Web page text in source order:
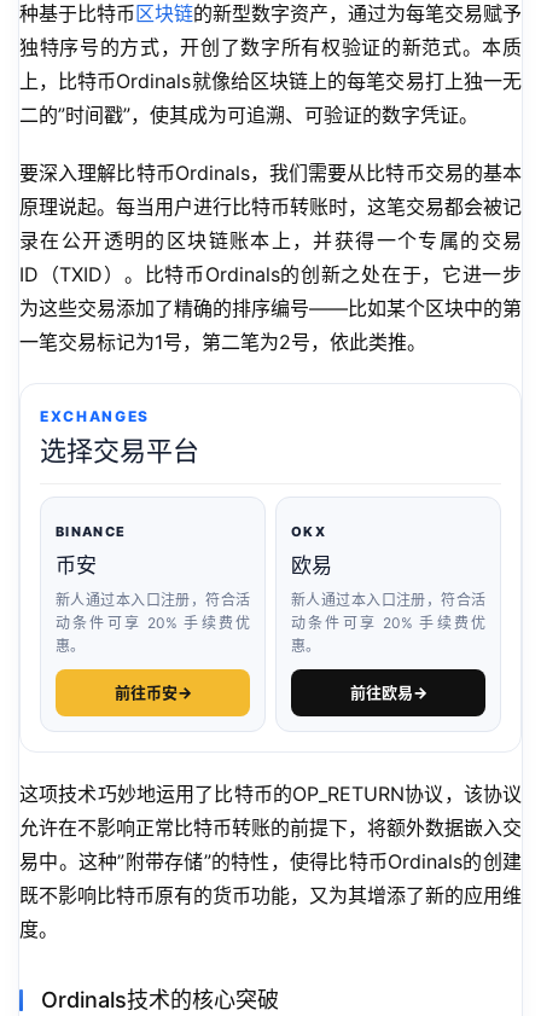
种基于比特币区块链的新型数字资产，通过为每笔交易赋予
独特序号的方式，开创了数字所有权验证的新范式。本质
上，比特币Ordinals就像给区块链上的每笔交易打上独一无
二的”时间戳”，使其成为可追溯、可验证的数字凭证。
要深入理解比特币Ordinals，我们需要从比特币交易的基本
原理说起。每当用户进行比特币转账时，这笔交易都会被记
录在公开透明的区块链账本上，并获得一个专属的交易
ID（TXID）。比特币Ordinals的创新之处在于，它进一步
为这些交易添加了精确的排序编号——比如某个区块中的第
一笔交易标记为1号，第二笔为2号，依此类推。
EXCHANGES
选择交易平台
BINANCE
币安
新人通过本入口注册，符合活
动条件可享 20% 手续费优
惠。
前往币安→
OKX
欧易
新人通过本入口注册，符合活
动条件可享 20% 手续费优
惠。
前往欧易→
这项技术巧妙地运用了比特币的OP_RETURN协议，该协议
允许在不影响正常比特币转账的前提下，将额外数据嵌入交
易中。这种”附带存储”的特性，使得比特币Ordinals的创建
既不影响比特币原有的货币功能，又为其增添了新的应用维
度。
Ordinals技术的核心突破